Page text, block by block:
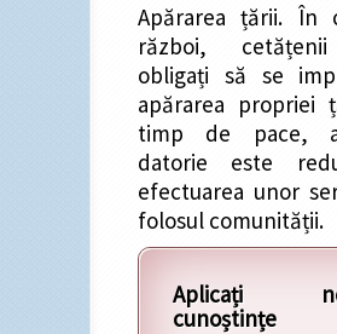
Apărarea țării. În
război,
obligați să se
apărarea propriei
timp de pace,
datorie este
efectuarea unor
folosul comunității.
Aplicați
cunoștințe